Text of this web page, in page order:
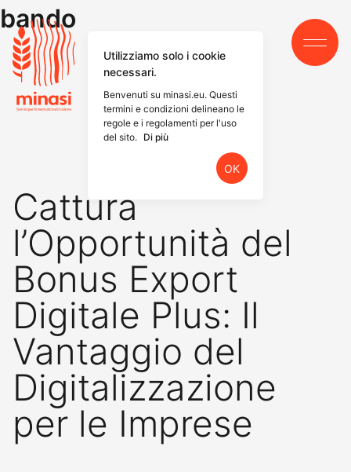
Skip
to
content
bando
Cattura
l’Opportunità del
Bonus Export
Digitale Plus: Il
Vantaggio del
Digitalizzazione
per le Imprese
Utilizziamo solo i cookie
necessari.
Benvenuti su minasi.eu. Questi
termini e condizioni delineano le
regole e i regolamenti per l'uso
del sito. Di più
OK